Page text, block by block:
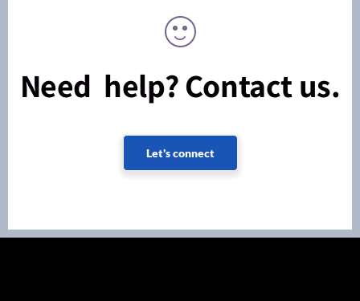
Need help? Contact us.
Let's connect